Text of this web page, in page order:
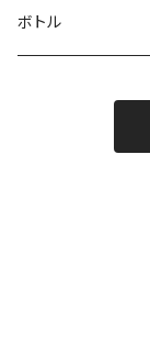
ボトル